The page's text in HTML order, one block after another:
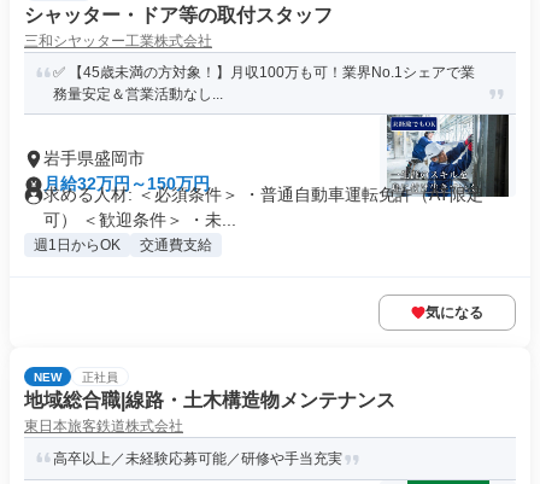
シャッター・ドア等の取付スタッフ
三和シヤッター工業株式会社
✅ 【45歳未満の方対象！】月収100万も可！業界No.1シェアで業
務量安定＆営業活動なし...
岩手県盛岡市
月給32万円～150万円
求める人材: ＜必須条件＞ ・普通自動車運転免許（AT限定
可） ＜歓迎条件＞ ・未...
週1日からOK 交通費支給
気になる
NEW 正社員
地域総合職|線路・土木構造物メンテナンス
東日本旅客鉄道株式会社
高卒以上／未経験応募可能／研修や手当充実